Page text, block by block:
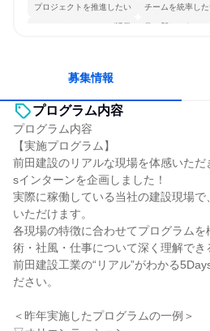
プロジェクトを推進したい チームを統率し
コミュニケーションが活発 常に新しいもの
募集情報
プログラム内容
プログラム内容
【実施プログラム】
前田建設のリアルな現場を体感いた
sインターンを企画しました！
実際に稼働している当社の建設現場
いただけます。
各現場の特徴に合わせてプログラム
術・社風・仕事について深く理解でき
前田建設工業の“リアル”がわかる
ださい。
＜昨年実施したプログラムの⼀例＞